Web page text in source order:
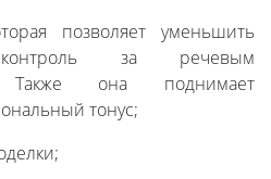
позволяет уменьшить
за речевым
Также она поднимает
тонус;